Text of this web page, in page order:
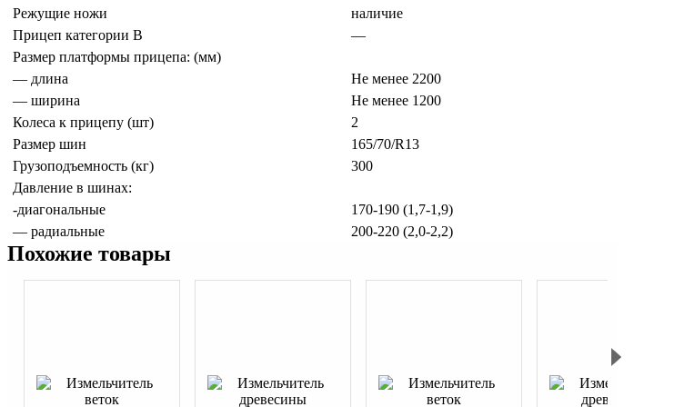
Режущие ножи
наличие
Прицеп категории В
—
Размер платформы прицепа: (мм)
— длина
Не менее 2200
— ширина
Не менее 1200
Колеса к прицепу (шт)
2
Размер шин
165/70/R13
Грузоподъемность (кг)
300
Давление в шинах:
-диагональные
170-190 (1,7-1,9)
— радиальные
200-220 (2,0-2,2)
Похожие товары